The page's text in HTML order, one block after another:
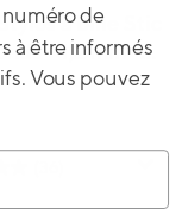
à bille Stic
- 1,2 mm -
de 12
numéro de
à être informés
Vous pouvez